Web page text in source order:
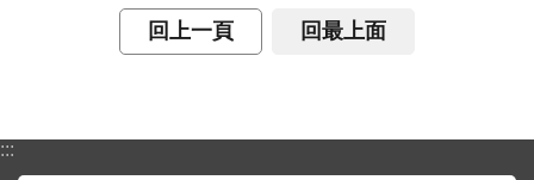
回上一頁 回最上面
:::